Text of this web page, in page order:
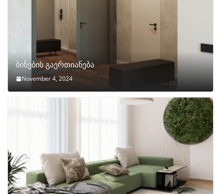
ბინების გაერთიანება
November 4, 2024